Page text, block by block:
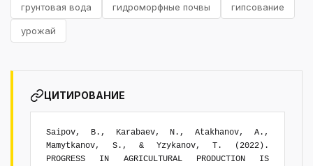
грунтовая вода гидроморфные почвы гипсование
урожай
ЦИТИРОВАНИЕ
Saipov, B., Karabaev, N., Atakhanov, A.,
Mamytkanov, S., & Yzykanov, T. (2022).
PROGRESS IN AGRICULTURAL PRODUCTION IS